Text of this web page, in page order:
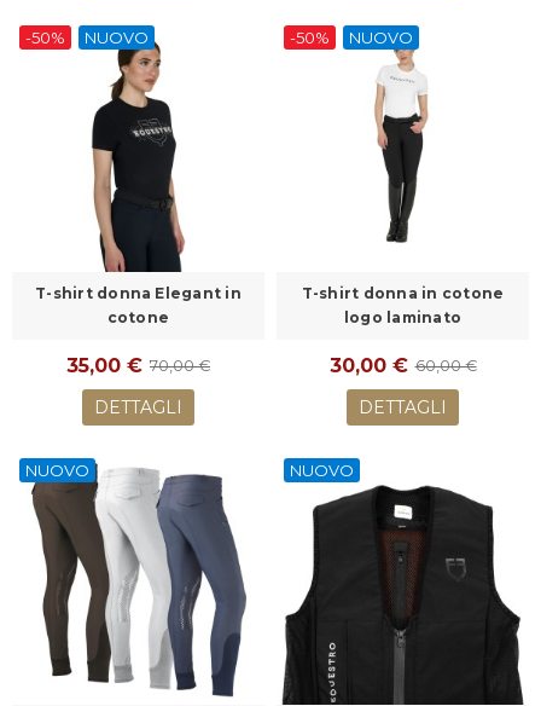
-50% NUOVO
T-shirt donna Elegant in
cotone
35,00 € 70,00 €
DETTAGLI
-50% NUOVO
T-shirt donna in cotone
logo laminato
30,00 € 60,00 €
DETTAGLI
NUOVO NUOVO